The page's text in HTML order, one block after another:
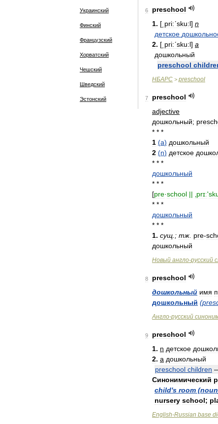
Украинский
Финский
Французский
Хорватский
Чешский
Шведский
Эстонский
6
preschool
1. [ ͵pri:ʹsku:l] n
детское
2. [ ͵pri:ʹsku:l] a
дошкольный
preschool
НБАРС > preschool
7
preschool
adjective
дошкольный;
* * *
1 (a) дошкольный
2 (n) детское
* * *
дошкольный
* * *
[pre·school || ‚prɪː'
* * *
дошкольный
* * *
1. сущ .; тж pre-
дошкольный
Новый англо-русский
8
preschool
дошкольный имя
дошкольный (
Англо-русский
9
preschool
1. n детское
2. a дошкольный
preschool children
Синонимический
child's room (noun
nursery school;
English-Russian base